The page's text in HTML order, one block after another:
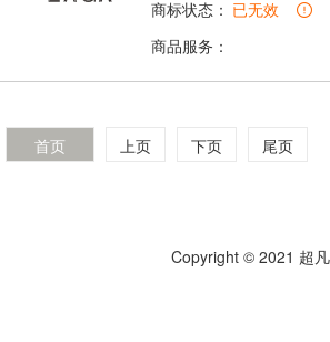
商标状态： 已无效
商品服务：
首页 上页 下页 尾页
Copyright © 2021 超